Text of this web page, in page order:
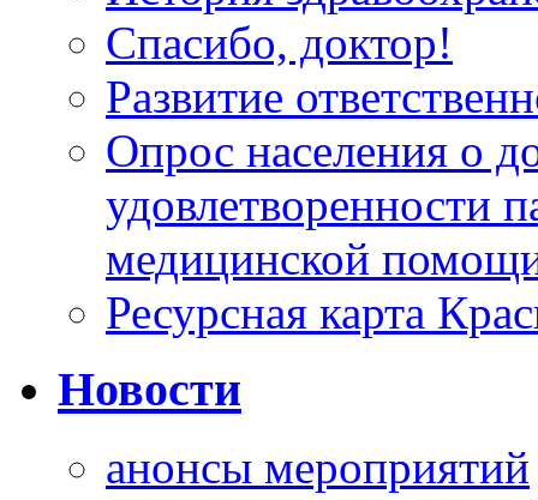
Спасибо, доктор!
Развитие
Опрос населения о
удовлетворенности
медицинской
Ресурсная карта
Новости
анонсы мероприятий